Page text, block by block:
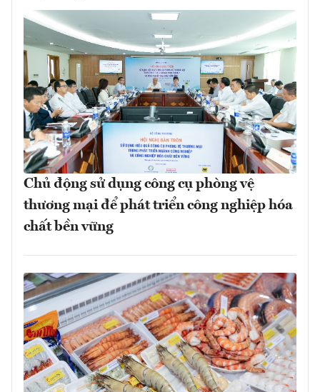
Chủ động sử dụng công cụ phòng vệ
thương mại để phát triển công nghiệp hóa
chất bền vững